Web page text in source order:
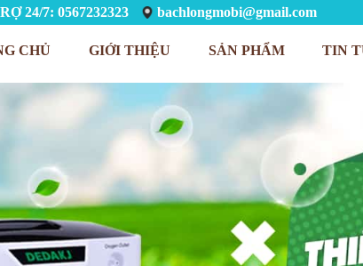
24/7: 0567232323 bachlongmobi@gmail.com
CHỦ GIỚI THIỆU SẢN PHẨM TIN